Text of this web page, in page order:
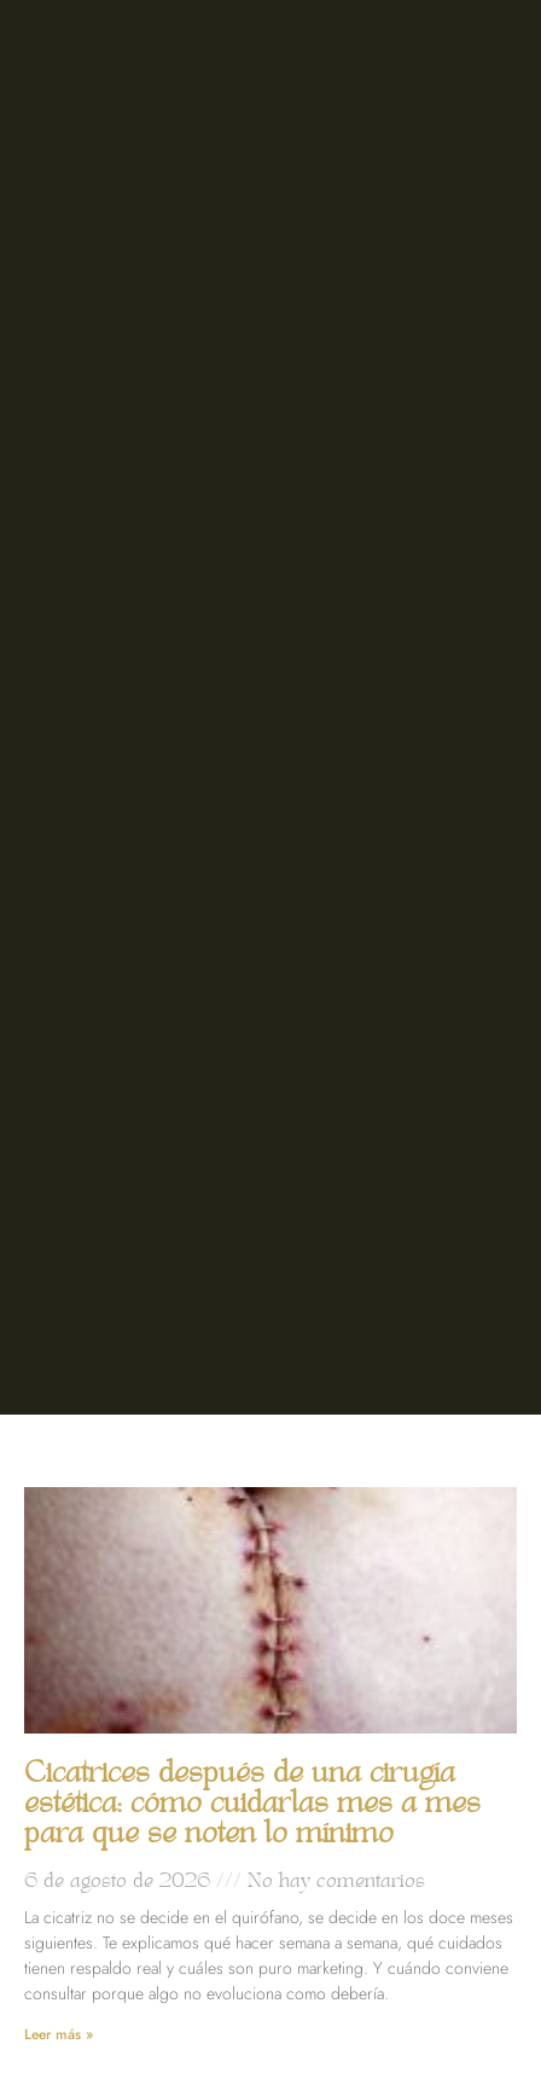
Cicatrices después de una cirugía
estética: cómo cuidarlas mes a mes
para que se noten lo mínimo
6 de agosto de 2026 No hay comentarios
La cicatriz no se decide en el quirófano, se decide en los doce meses
siguientes. Te explicamos qué hacer semana a semana, qué cuidados
tienen respaldo real y cuáles son puro marketing. Y cuándo conviene
consultar porque algo no evoluciona como debería.
Leer más »
Página
PáginaPáginaPáginaPágina